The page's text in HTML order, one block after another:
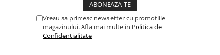
Vreau sa primesc newsletter cu promotiile
magazinului. Afla mai multe in Politica de
Confidentialitate